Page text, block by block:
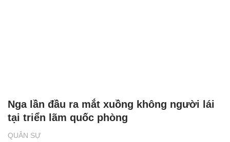
QUÂN SỰ
Nga lần đầu ra mắt xuồng không người lái
tại triển lãm quốc phòng